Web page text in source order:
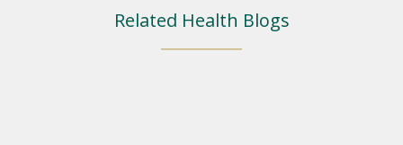
Related Health Blogs